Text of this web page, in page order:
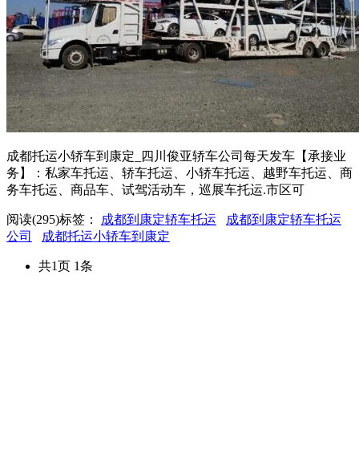
成都托运小轿车到康定_四川俊亚轿车公司每天发车【承接业
务】：私家车托运、轿车托运、小轿车托运、越野车托运、商
务车托运、商品车、试驾活动车，巡展车托运.市区可
阅读(295)标签： 成都到康定轿车托运
成都到康定轿车托运
公司
成都托运小轿车到康定
共1页 1条